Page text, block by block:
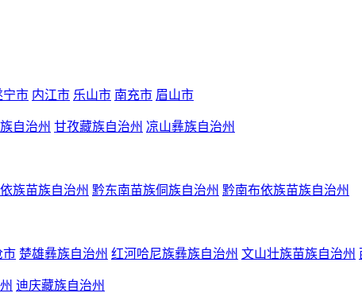
宁市 内江市 乐山市 南充市 眉山市
自治州 甘孜藏族自治州 凉山彝族自治州
族苗族自治州 黔东南苗族侗族自治州 黔南布依族苗族自治州
市 楚雄彝族自治州 红河哈尼族彝族自治州 文山壮族苗族自治州
迪庆藏族自治州